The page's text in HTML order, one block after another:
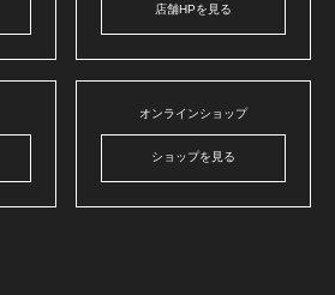
店舗HPを見る
オンラインショップ
ショップを見る